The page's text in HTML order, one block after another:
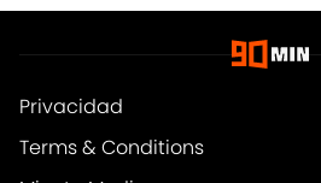
Privacidad
Terms & Conditions